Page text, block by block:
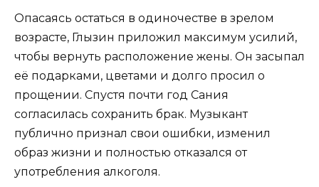
Опасаясь остаться в одиночестве в зрелом
возрасте, Глызин приложил максимум усилий,
чтобы вернуть расположение жены. Он засыпал
её подарками, цветами и долго просил о
прощении. Спустя почти год Сания
согласилась сохранить брак. Музыкант
публично признал свои ошибки, изменил
образ жизни и полностью отказался от
употребления алкоголя.